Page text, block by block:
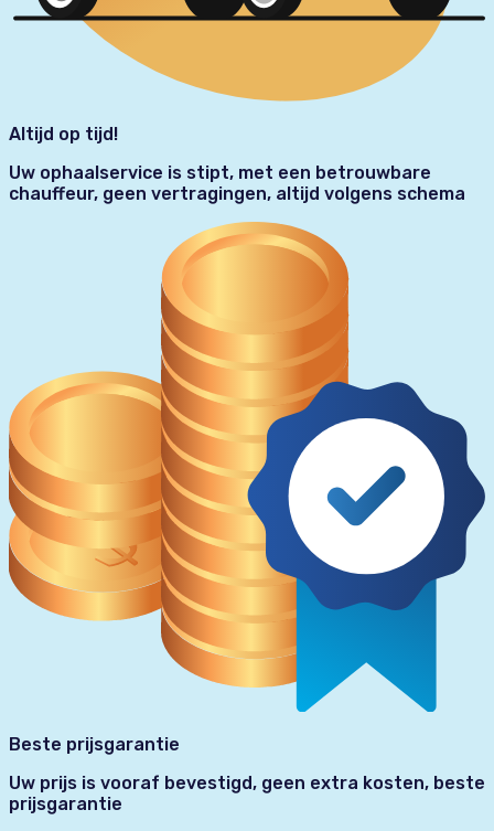
Altijd op tijd!
Uw ophaalservice is stipt, met een betrouwbare
chauffeur, geen vertragingen, altijd volgens schema
Beste prijsgarantie
Uw prijs is vooraf bevestigd, geen extra kosten, beste
prijsgarantie